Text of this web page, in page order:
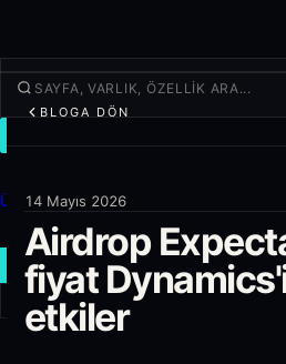
Ürünler
Daha fazla
YENI İŞLEM
Giriş yap
BLOGA DÖN
14 Mayıs 2026
Airdrop
fiyat
etkiler